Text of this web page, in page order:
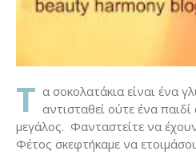
Τ α σοκολατάκια είναι ένα
αντισταθεί ούτε ένα
μεγάλος. Φανταστείτε να
Φέτος σκεφτήκαμε να